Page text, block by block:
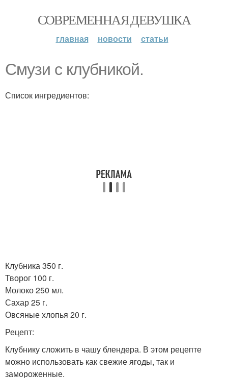
СОВРЕМЕННАЯ ДЕВУШКА
главная новости статьи
Смузи с клубникой.
Список ингредиентов:
Клубника 350 г.
Творог 100 г.
Молоко 250 мл.
Сахар 25 г.
Овсяные хлопья 20 г.
Рецепт:
Клубнику сложить в чашу блендера. В этом рецепте
можно использовать как свежие ягоды, так и
замороженные.